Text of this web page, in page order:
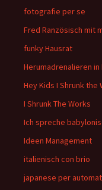
fotografie per se
Fred Ranzösisch mit
funky Hausrat
Herumadrenalieren
Hey Kids I Shrunk the
I Shrunk The Works
Ich spreche
Ideen Management
italienisch con brio
japanese per automat